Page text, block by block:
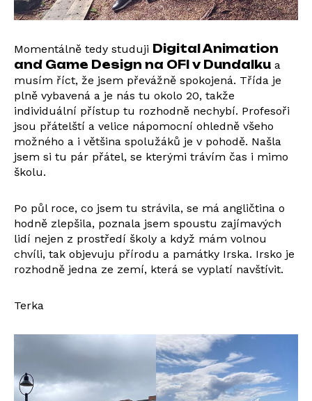
Momentálně tedy studuji Digital Animation
and Game Design na OFI v Dundalku a
musím říct, že jsem převážně spokojená. Třída je
plně vybavená a je nás tu okolo 20, takže
individuální přístup tu rozhodně nechybí. Profesoři
jsou přátelští a velice nápomocní ohledně všeho
možného a i většina spolužáků je v pohodě. Našla
jsem si tu pár přátel, se kterými trávím čas i mimo
školu.
Po půl roce, co jsem tu strávila, se má angličtina o
hodně zlepšila, poznala jsem spoustu zajímavých
lidí nejen z prostředí školy a když mám volnou
chvíli, tak objevuju přírodu a památky Irska. Irsko je
rozhodně jedna ze zemí, která se vyplatí navštívit.
Terka